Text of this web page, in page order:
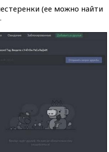
(ее можно найти